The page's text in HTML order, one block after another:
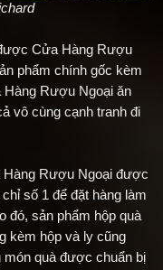
Cửa Hàng Rượu
phẩm chính gốc kèm
Hàng Rượu Ngoại ăn
vô cùng cạnh tranh đi
Hàng Rượu Ngoại được
số 1 để đặt hàng làm
đó, sản phẩm hộp quà
kèm hộp và ly cũng
món quà được chuẩn bị